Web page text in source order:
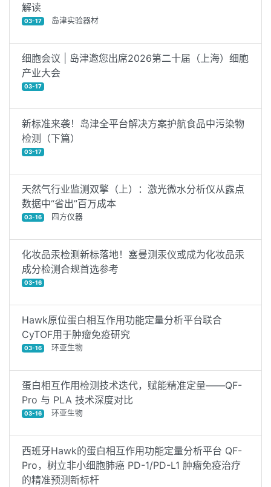
解读
03-17 岛津实验器材
细胞会议 | 岛津邀您出席2026第二十届（上海）细胞
产业大会
03-17
新标准来袭！岛津全平台解决方案护航食品中污染物
检测（下篇）
03-17
天然气行业监测双擎（上）：激光微水分析仪从露点
数据中“省出”百万成本
03-16 四方仪器
化妆品汞检测新标落地！塞曼测汞仪或成为化妆品汞
成分检测合规首选参考
03-16
Hawk原位蛋白相互作用功能定量分析平台联合
CyTOF用于肿瘤免疫研究
03-16 环亚生物
蛋白相互作用检测技术迭代，赋能精准定量——QF-
Pro 与 PLA 技术深度对比
03-16 环亚生物
西班牙Hawk的蛋白相互作用功能定量分析平台 QF-
Pro，树立非小细胞肺癌 PD-1/PD-L1 肿瘤免疫治疗
的精准预测新标杆